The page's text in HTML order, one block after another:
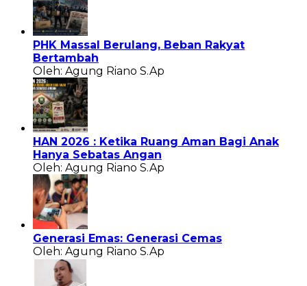
PHK Massal Berulang, Beban Rakyat
Bertambah
Oleh: Agung Riano S.Ap
HAN 2026 : Ketika Ruang Aman Bagi Anak
Hanya Sebatas Angan
Oleh: Agung Riano S.Ap
Generasi Emas: Generasi Cemas
Oleh: Agung Riano S.Ap